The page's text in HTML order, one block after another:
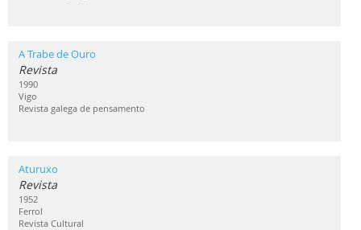
A Trabe de Ouro
Revista
1990
Vigo
Revista galega de pensamento
Aturuxo
Revista
1952
Ferrol
Revista Cultural